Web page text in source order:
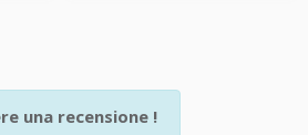
una recensione !